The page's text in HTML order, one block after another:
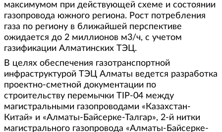
максимумом при действующей схеме и состоянии
газопровода южного региона. Рост потребления
газа по региону в ближайшей перспективе
ожидается до 2 миллионов м3/ч, с учетом
газификации Алматинских ТЭЦ.
В целях обеспечения газотранспортной
инфраструктурой ТЭЦ Алматы ведется разработка
проектно-сметной документации по
строительству перемычки TIP-04 между
магистральными газопроводами «Казахстан-
Китай» и «Алматы-Байсерке-Талгар», 2-й нитки
магистрального газопровода «Алматы-Байсерке-